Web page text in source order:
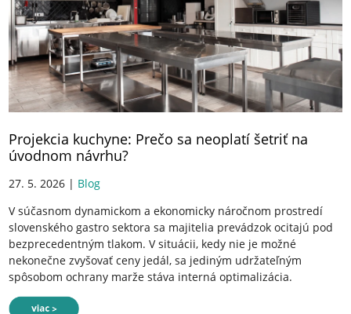
Projekcia kuchyne: Prečo sa neoplatí šetriť na
úvodnom návrhu?
27. 5. 2026 | Blog
V súčasnom dynamickom a ekonomicky náročnom prostredí
slovenského gastro sektora sa majitelia prevádzok ocitajú pod
bezprecedentným tlakom. V situácii, kedy nie je možné
nekonečne zvyšovať ceny jedál, sa jediným udržateľným
spôsobom ochrany marže stáva interná optimalizácia.